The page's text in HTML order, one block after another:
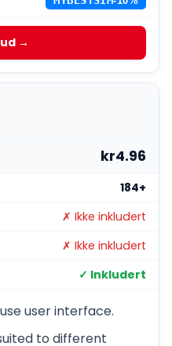
→
kr4.96
184+
✗ Ikke inkludert
✗ Ikke inkludert
✓ Inkludert
user interface.
to different